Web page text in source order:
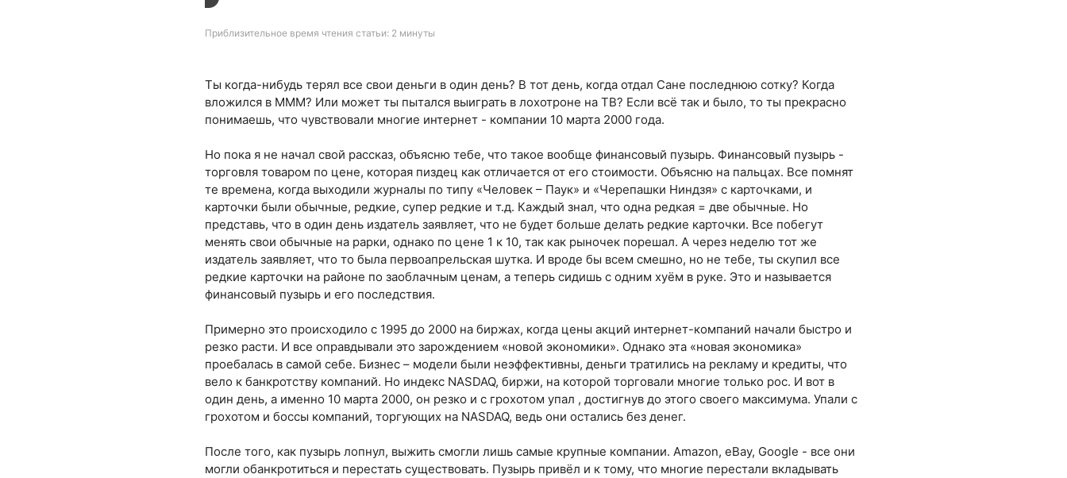
Приблизительное время чтения статьи: 2 минуты
Ты когда-нибудь терял все свои деньги в один день? В тот день, когда отдал Сане последнюю сотку? Когда
вложился в МММ? Или может ты пытался выиграть в лохотроне на ТВ? Если всё так и было, то ты прекрасно
понимаешь, что чувствовали многие интернет - компании 10 марта 2000 года.
Но пока я не начал свой рассказ, объясню тебе, что такое вообще финансовый пузырь. Финансовый пузырь -
торговля товаром по цене, которая пиздец как отличается от его стоимости. Объясню на пальцах. Все помнят
те времена, когда выходили журналы по типу «Человек – Паук» и «Черепашки Ниндзя» с карточками, и
карточки были обычные, редкие, супер редкие и т.д. Каждый знал, что одна редкая = две обычные. Но
представь, что в один день издатель заявляет, что не будет больше делать редкие карточки. Все побегут
менять свои обычные на рарки, однако по цене 1 к 10, так как рыночек порешал. А через неделю тот же
издатель заявляет, что то была первоапрельская шутка. И вроде бы всем смешно, но не тебе, ты скупил все
редкие карточки на районе по заоблачным ценам, а теперь сидишь с одним хуём в руке. Это и называется
финансовый пузырь и его последствия.
Примерно это происходило с 1995 до 2000 на биржах, когда цены акций интернет-компаний начали быстро и
резко расти. И все оправдывали это зарождением «новой экономики». Однако эта «новая экономика»
проебалась в самой себе. Бизнес – модели были неэффективны, деньги тратились на рекламу и кредиты, что
вело к банкротству компаний. Но индекс NASDAQ, биржи, на которой торговали многие только рос. И вот в
один день, а именно 10 марта 2000, он резко и с грохотом упал , достигнув до этого своего максимума. Упали с
грохотом и боссы компаний, торгующих на NASDAQ, ведь они остались без денег.
После того, как пузырь лопнул, выжить смогли лишь самые крупные компании. Amazon, eBay, Google - все они
могли обанкротиться и перестать существовать. Пузырь привёл и к тому, что многие перестали вкладывать